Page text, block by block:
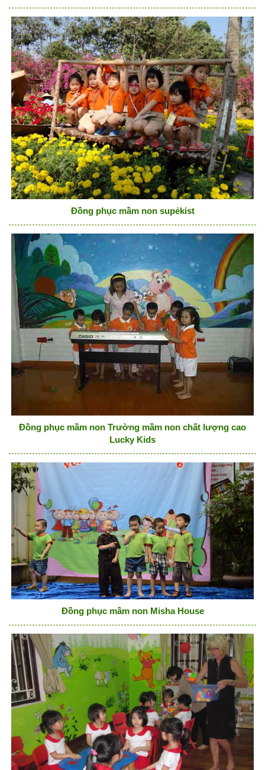
Đồng phục mầm non supẻkist
Đồng phục mầm non Trường mầm non chất lượng cao
Lucky Kids
Đồng phục mầm non Misha House